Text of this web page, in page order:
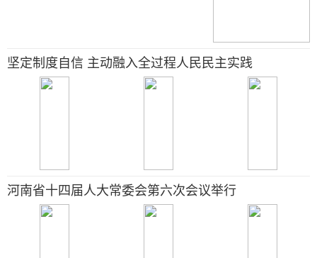
坚定制度自信 主动融入全过程人民民主实践
河南省十四届人大常委会第六次会议举行